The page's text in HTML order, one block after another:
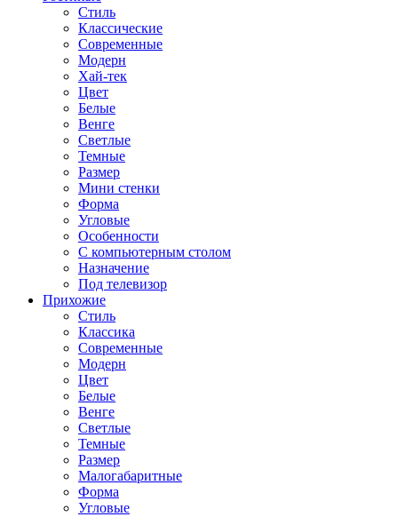
Стиль
Классические
Современные
Модерн
Хай-тек
Цвет
Белые
Венге
Светлые
Темные
Размер
Мини стенки
Форма
Угловые
Особенности
С компьютерным столом
Назначение
Под телевизор
Прихожие
Стиль
Классика
Современные
Модерн
Цвет
Белые
Венге
Светлые
Темные
Размер
Малогабаритные
Форма
Угловые